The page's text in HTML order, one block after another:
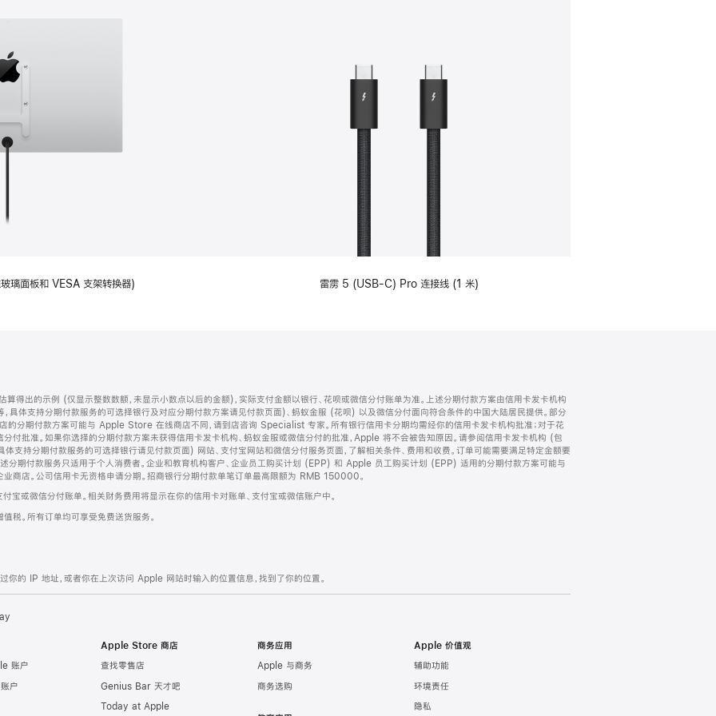
面板和 VESA 支架转换器) 雷雳 5 (USB-C) Pro 连接线 (1 米)
得出的示例 (仅显示整数数额，未显示小数点以后的金额)，实际支付金额以银行、花呗或微信分付账单为准。上述分期付款方案由信用卡发卡机构
，具体支持分期付款服务的可选择银行及对应分期付款方案请见付款页面)、蚂蚁金服 (花呗) 以及微信分付面向符合条件的中国大陆居民提供。部分
分期付款方案可能与 Apple Store 在线商店不同，请到店咨询 Specialist 专家。所有银行信用卡分期均需经你的信用卡发卡机构批准；对于花
分付批准。如果你选择的分期付款方案未获得信用卡发卡机构、蚂蚁金服或微信分付的批准，Apple 将不会被告知原因。请参阅信用卡发卡机构 (包
体支持分期付款服务的可选择银行请见付款页面) 网站、支付宝网站和微信分付服务页面，了解相关条件、费用和收费。订单可能需要满足特定金额要
述分期付款服务只适用于个人消费者。企业和教育机构客户、企业员工购买计划 (EPP) 和 Apple 员工购买计划 (EPP) 适用的分期付款方案可能与
商店。公司信用卡无资格申请分期。招商银行分期付款单笔订单最高限额为 RMB 150000。
宝或微信分付账单。相关财务费用将显示在你的信用卡对账单、支付宝或微信账户中。
税。所有订单均可享受免费送货服务。
你的 IP 地址，或者你在上次访问 Apple 网站时输入的位置信息，找到了你的位置。
账户
户
Apple Store 商店
查找零售店
Genius Bar 天才吧
Today at Apple
商务应用
Apple 与商务
商务选购
Apple 价值观
辅助功能
环境责任
隐私